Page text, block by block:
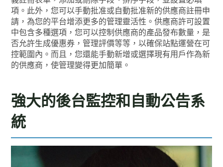
項。此外，您可以手動批准或自動批准新的供應商註冊申
請，為您的平台增添更多的管理靈活性。供應商許可設置
中包含多種選項，您可以控制供應商的產品發布數量，是
否允許生成優惠券，管理評價等等，以確保站點運營在可
控範圍內。而且，您還能手動新增或選擇現有用戶作為新
的供應商，使管理變得更加簡單。
強大的後台監控和自動公告系
統